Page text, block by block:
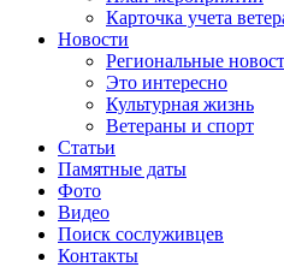
Карточка учета
Новости
Региональные
Это интересно
Культурная жизнь
Ветераны и спорт
Статьи
Памятные даты
Фото
Видео
Поиск сослуживцев
Контакты